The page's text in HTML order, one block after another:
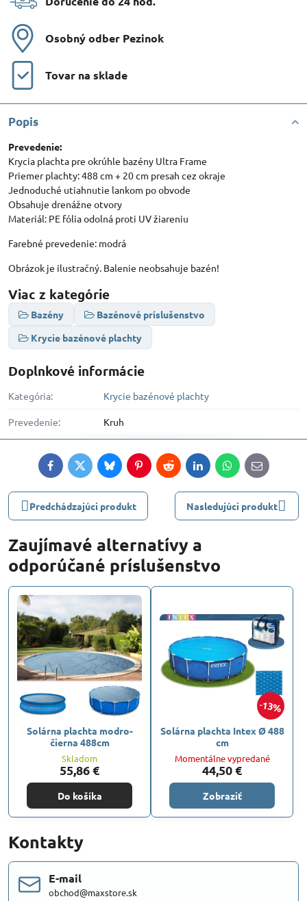
Osobný odber Pezinok
Tovar na sklade
Popis
Prevedenie:
Krycia plachta pre okrúhle bazény Ultra Frame
Priemer plachty: 488 cm + 20 cm presah cez okraje
Jednoduché utiahnutie lankom po obvode
Obsahuje drenážne otvory
Materiál: PE fólia odolná proti UV žiareniu
Farebné prevedenie: modrá
Obrázok je ilustračný. Balenie neobsahuje bazén!
Viac z kategórie
Bazény
Bazénové príslušenstvo
Krycie bazénové plachty
Doplnkové informácie
Kategória: Krycie bazénové plachty
Prevedenie: Kruh
FacebookTwitterBlueskyPinterestRedditLinkedInWhatsApp
E-
mail
Predchádzajúci produkt Nasledujúci produkt
Zaujímavé alternatívy a
odporúčané príslušenstvo
Solárna plachta modro-
čierna 488cm
Skladom
55,86 €
Do košíka
13%
Solárna plachta Intex Ø 488
cm
Momentálne vypredané
44,50 €
Zobraziť
Kontakty
E-mail
obchod@maxstore.sk